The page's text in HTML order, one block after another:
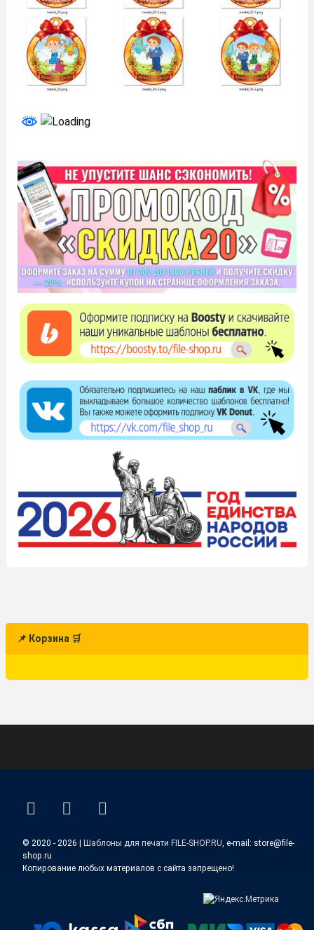
📌 Корзина 🛒
ВКонтакте
YouTube
E-mail
© 2020 - 2026 | Шаблоны для печати FILE-SHOP.RU , e-mail: store@file-
shop.ru
Копирование любых материалов с сайта запрещено!